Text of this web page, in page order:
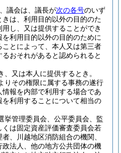
議会は、議長が次の各号のいず
は、利用目的以外の目的のた
し、又は提供することができ
利用目的以外の目的のために
とによって、本人又は第三者
おそれがあると認められると
又は本人に提供するとき。
りその権限に属する事務の遂行
報を内部で利用する場合であ
を利用することについて相当の
挙管理委員会、公平委員会、監
は固定資産評価審査委員会若
、川越地区消防組合の機関、
法人、他の地方公共団体の機